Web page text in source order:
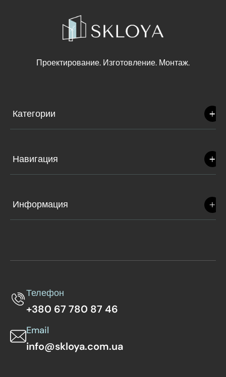
Проектирование. Изготовление. Монтаж.
Категории
Навигация
Информация
+380 67 780 87 46
Телефон
info@skloya.com.ua
Email